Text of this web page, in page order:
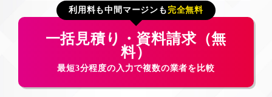
利用料も中間マージンも 完全無料
一括見積り・資料請求（無
料）
最短3分程度の入力で複数の業者を比較